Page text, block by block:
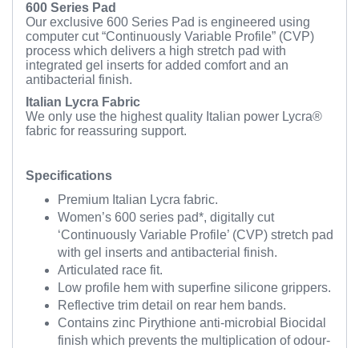
600 Series Pad
Our exclusive 600 Series Pad is engineered using
computer cut “Continuously Variable Profile” (CVP)
process which delivers a high stretch pad with
integrated gel inserts for added comfort and an
antibacterial finish.
Italian Lycra Fabric
We only use the highest quality Italian power Lycra®
fabric for reassuring support.
Specifications
Premium Italian Lycra fabric.
Women’s 600 series pad*, digitally cut
‘Continuously Variable Profile’ (CVP) stretch pad
with gel inserts and antibacterial finish.
Articulated race fit.
Low profile hem with superfine silicone grippers.
Reflective trim detail on rear hem bands.
Contains zinc Pirythione anti-microbial Biocidal
finish which prevents the multiplication of odour-